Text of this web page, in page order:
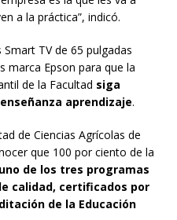
a la práctica”, indicó.
TV de 65 pulgadas
marca Epson para que la
de la Facultad siga
aprendizaje.
de Ciencias Agrícolas de
que 100 por ciento de la
de los tres programas
calidad, certificados por
de la Educación